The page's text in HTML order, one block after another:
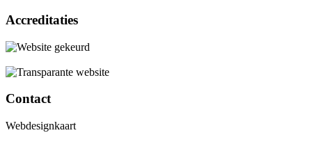
Accreditaties
Contact
Webdesignkaart